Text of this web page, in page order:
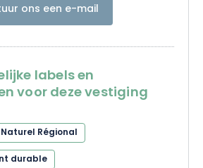
ons een e-mail
labels en
voor deze vestiging
Régional
durable